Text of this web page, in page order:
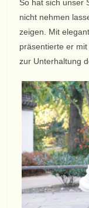
So hat sich unser
nicht nehmen
zeigen. Mit
präsentierte er
zur Unterhaltung